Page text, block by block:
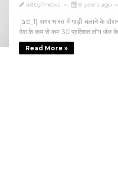
48by7news 8 years ago
[ad_1] अगर भारत में गाड़ी चलाने के
देश के कम से कम 30 प्रतिशत लोग जेल
Read More »